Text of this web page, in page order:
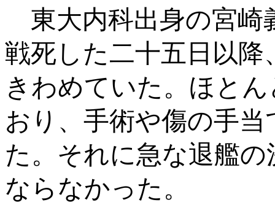
東大内科出身の宮崎
戦死した二十五日以
きわめていた。ほと
おり、手術や傷の手
た。それに急な退艦
ならなかった。